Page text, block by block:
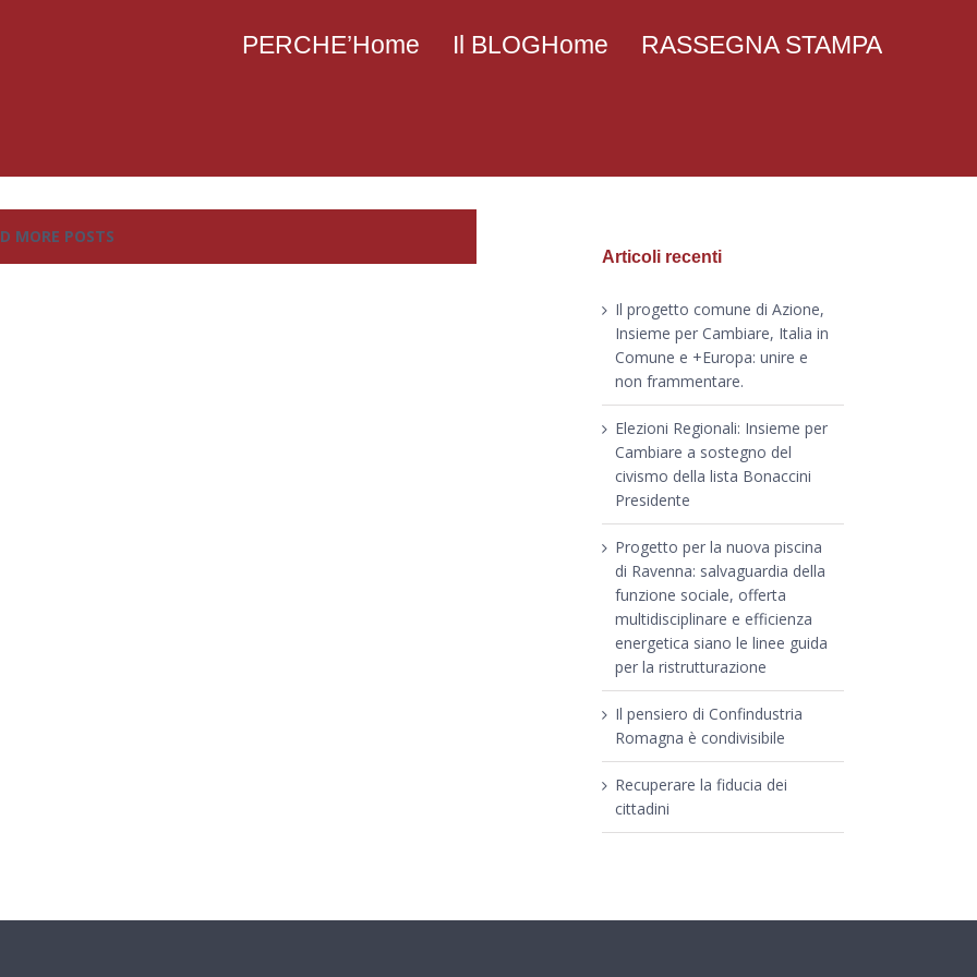
PERCHE’Home Il BLOGHome RASSEGNA STAMPA
MORE POSTS
Articoli recenti
Il progetto comune di Azione,
Insieme per Cambiare, Italia in
Comune e +Europa: unire e
non frammentare.
Elezioni Regionali: Insieme per
Cambiare a sostegno del
civismo della lista Bonaccini
Presidente
Progetto per la nuova piscina
di Ravenna: salvaguardia della
funzione sociale, offerta
multidisciplinare e efficienza
energetica siano le linee guida
per la ristrutturazione
Il pensiero di Confindustria
Romagna è condivisibile
Recuperare la fiducia dei
cittadini